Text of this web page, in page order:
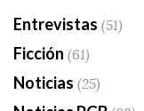
Entrevistas (51)
Ficción (61)
Noticias (25)